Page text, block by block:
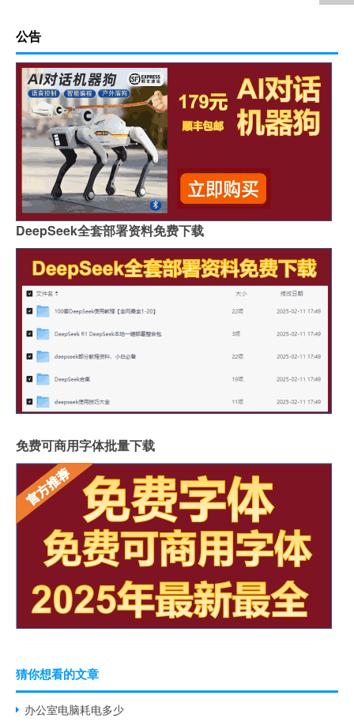
公告
DeepSeek全套部署资料免费下载
免费可商用字体批量下载
猜你想看的文章
办公室电脑耗电多少